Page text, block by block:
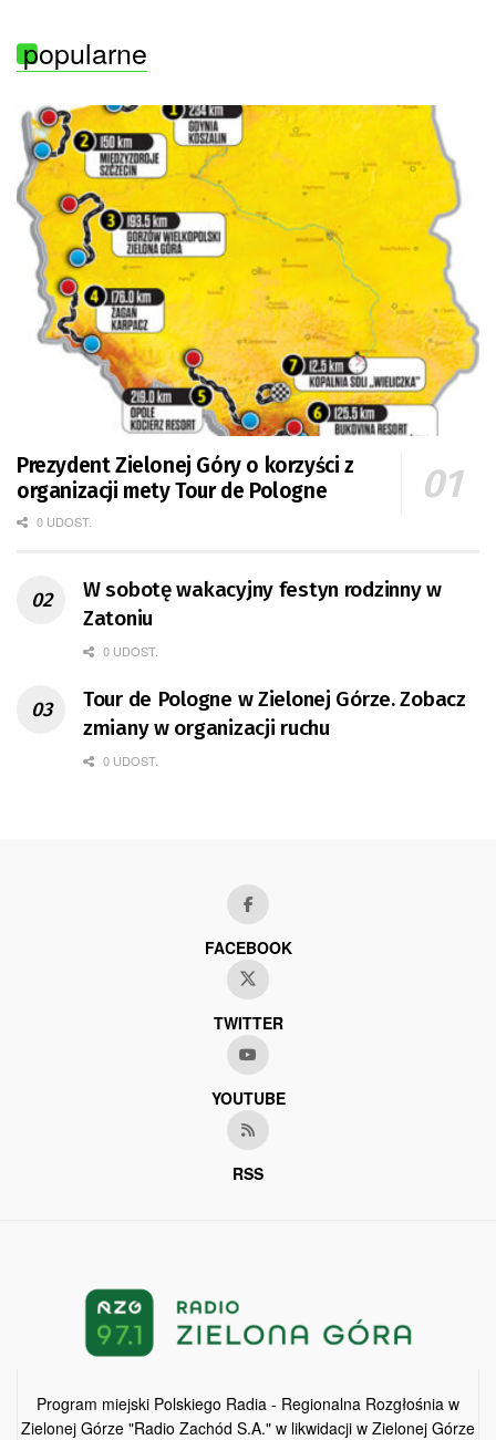
popularne
Prezydent Zielonej Góry o korzyści z
organizacji mety Tour de Pologne
0 UDOST.
W sobotę wakacyjny festyn rodzinny w
Zatoniu
0 UDOST.
Tour de Pologne w Zielonej Górze. Zobacz
zmiany w organizacji ruchu
0 UDOST.
FACEBOOK
TWITTER
YOUTUBE
RSS
Program miejski Polskiego Radia - Regionalna Rozgłośnia w
Zielonej Górze "Radio Zachód S.A." w likwidacji w Zielonej Górze